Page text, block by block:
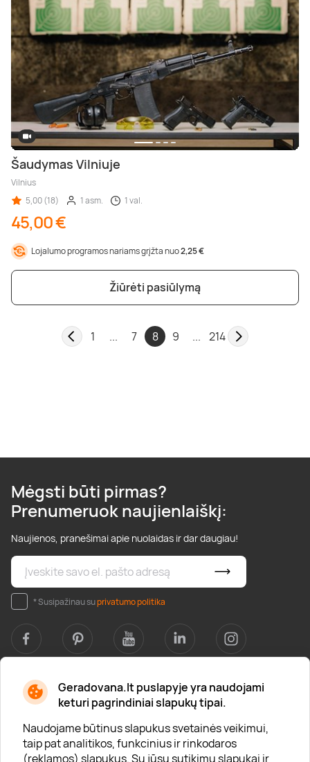
Geradovana.lt puslapyje yra naudojami
keturi pagrindiniai slapukų tipai.
Naudojame būtinus slapukus svetainės veikimui,
taip pat analitikos, funkcinius ir rinkodaros
(reklamos) slapukus. Su jūsų sutikimu slapukai ir
Šaudymas Vilniuje
Vilnius
5,00 (18)
1 asm. 1 val.
45,00 €
Lojalumo programos nariams grįžta nuo2,25 €
Žiūrėti pasiūlymą
1 ... 7 8 9 ... 214
Mėgsti būti pirmas?
Prenumeruok naujienlaiškį:
Naujienos, pranešimai apie nuolaidas ir dar daugiau!
* Susipažinau suprivatumo politika
Apie mus
Apie „Gera Dovana“
Lojalumo klubas